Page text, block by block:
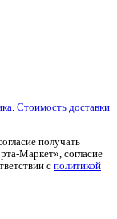
Стоимость доставки
получать
Маркет», согласие
с политикой